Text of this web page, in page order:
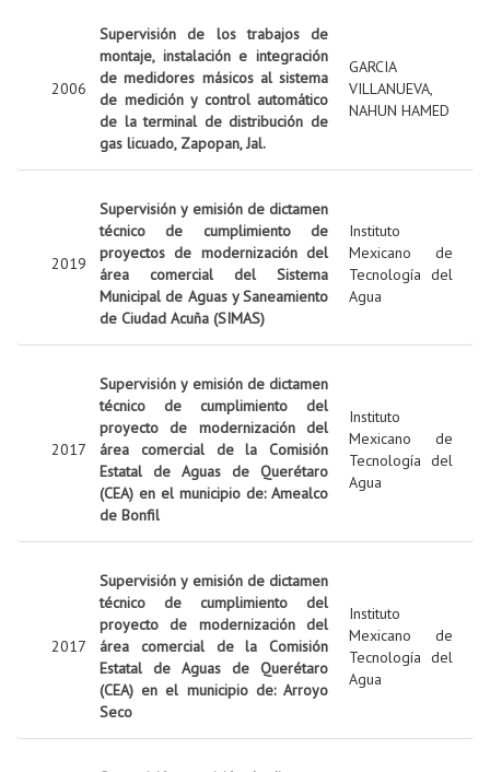
2006
Supervisión de los trabajos de
montaje, instalación e integración
de medidores másicos al sistema
de medición y control automático
de la terminal de distribución de
gas licuado, Zapopan, Jal.
GARCIA
VILLANUEVA,
NAHUN HAMED
2019
Supervisión y emisión de dictamen
técnico de cumplimiento de
proyectos de modernización del
área comercial del Sistema
Municipal de Aguas y Saneamiento
de Ciudad Acuña (SIMAS)
Instituto
Mexicano de
Tecnología del
Agua
2017
Supervisión y emisión de dictamen
técnico de cumplimiento del
proyecto de modernización del
área comercial de la Comisión
Estatal de Aguas de Querétaro
(CEA) en el municipio de: Amealco
de Bonfil
Instituto
Mexicano de
Tecnología del
Agua
2017
Supervisión y emisión de dictamen
técnico de cumplimiento del
proyecto de modernización del
área comercial de la Comisión
Estatal de Aguas de Querétaro
(CEA) en el municipio de: Arroyo
Seco
Instituto
Mexicano de
Tecnología del
Agua